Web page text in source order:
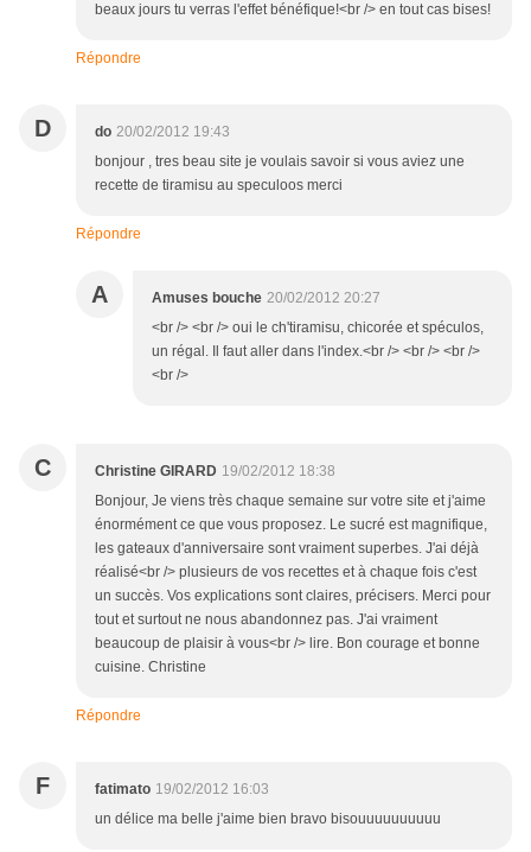
beaux jours tu verras l'effet bénéfique!<br /> en tout cas bises!
Répondre
D do 20/02/2012 19:43
bonjour , tres beau site je voulais savoir si vous aviez une
recette de tiramisu au speculoos merci
Répondre
A Amuses bouche 20/02/2012 20:27
<br /> <br /> oui le ch'tiramisu, chicorée et spéculos,
un régal. Il faut aller dans l'index.<br /> <br /> <br />
<br />
C Christine GIRARD 19/02/2012 18:38
Bonjour, Je viens très chaque semaine sur votre site et j'aime
énormément ce que vous proposez. Le sucré est magnifique,
les gateaux d'anniversaire sont vraiment superbes. J'ai déjà
réalisé<br /> plusieurs de vos recettes et à chaque fois c'est
un succès. Vos explications sont claires, précisers. Merci pour
tout et surtout ne nous abandonnez pas. J'ai vraiment
beaucoup de plaisir à vous<br /> lire. Bon courage et bonne
cuisine. Christine
Répondre
F fatimato 19/02/2012 16:03
un délice ma belle j'aime bien bravo bisouuuuuuuuuu